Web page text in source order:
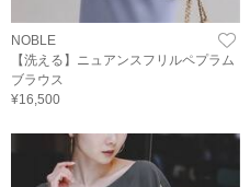
NOBLE
【洗える】ニュアンスフリルペプラム
ブラウス
¥16,500